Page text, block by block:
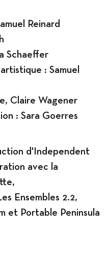
Reinard
Schaeffer
: Samuel
Claire Wagener
: Sara Goerres
d'Independent
avec la
Ensembles 2.2,
et Portable Peninsula